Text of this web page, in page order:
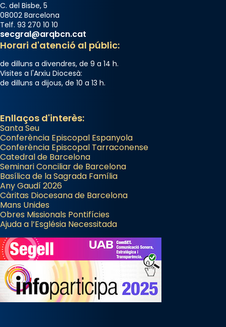
C. del Bisbe, 5
08002 Barcelona
Telf. 93 270 10 10
secgral@arqbcn.cat
Horari d'atenció al públic:
de dilluns a divendres, de 9 a 14 h.
Visites a l'Arxiu Diocesà:
de dilluns a dijous, de 10 a 13 h.
Enllaços d'interès:
Santa Seu
Conferència Episcopal Espanyola
Conferència Episcopal Tarraconense
Catedral de Barcelona
Seminari Conciliar de Barcelona
Basílica de la Sagrada Família
Any Gaudí 2026
Càritas Diocesana de Barcelona
Mans Unides
Obres Missionals Pontifícies
Ajuda a l’Església Necessitada